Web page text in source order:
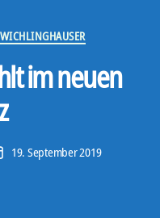
WICHLINGHAUSER
im neuen
19. September 2019